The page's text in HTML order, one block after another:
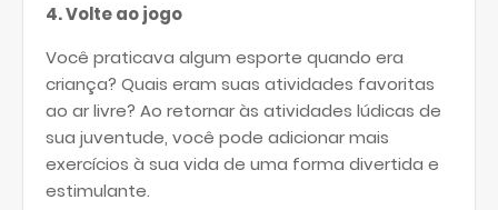
4. Volte ao jogo
Você praticava algum esporte quando era
criança? Quais eram suas atividades favoritas
ao ar livre? Ao retornar às atividades lúdicas de
sua juventude, você pode adicionar mais
exercícios à sua vida de uma forma divertida e
estimulante.